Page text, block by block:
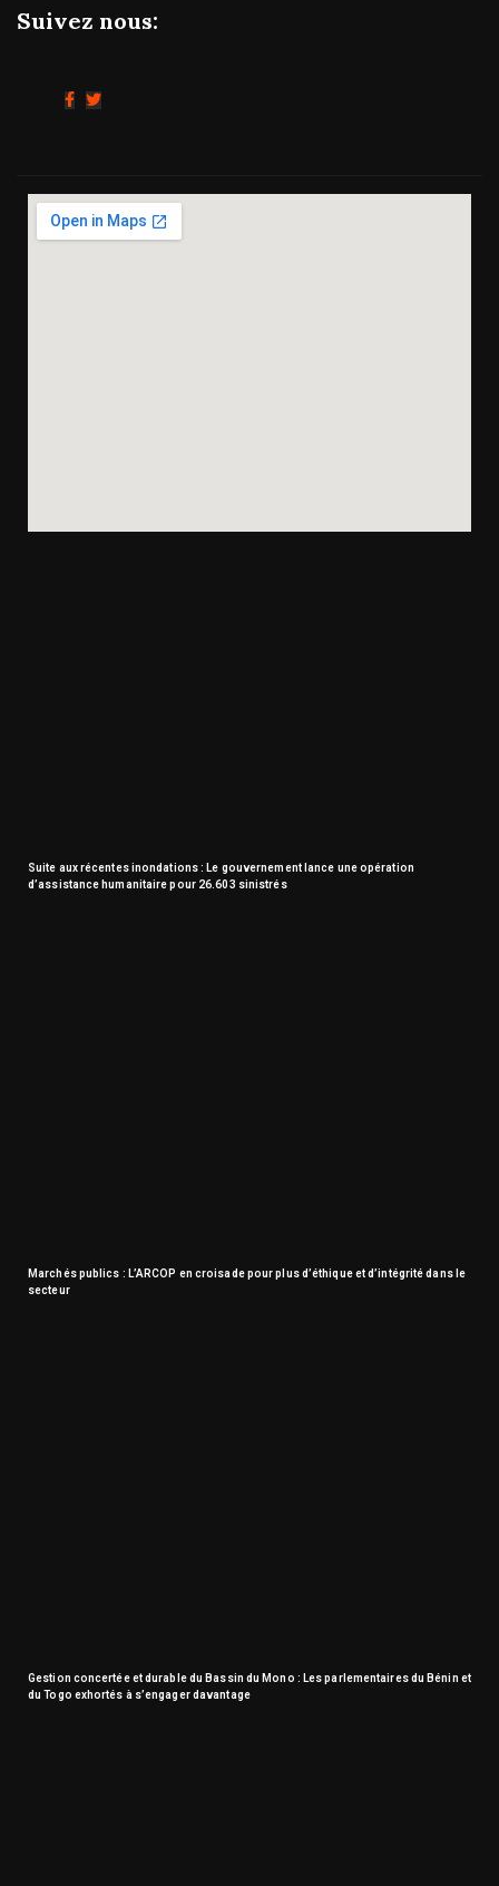
Suivez nous:
Suite aux récentes inondations : Le gouvernement lance une opération
d’assistance humanitaire pour 26.603 sinistrés
Marchés publics : L’ARCOP en croisade pour plus d’éthique et d’intégrité dans le
secteur
Gestion concertée et durable du Bassin du Mono : Les parlementaires du Bénin et
du Togo exhortés à s’engager davantage